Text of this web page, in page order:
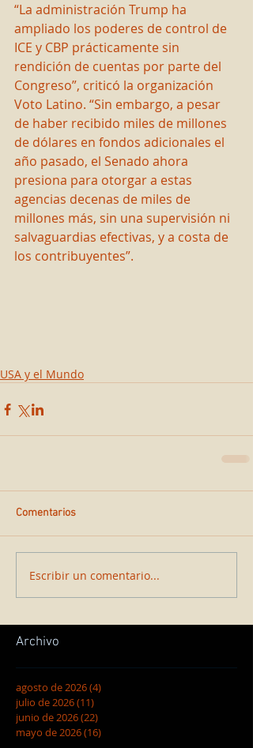
“La administración Trump ha
ampliado los poderes de control de
ICE y CBP prácticamente sin
rendición de cuentas por parte del
Congreso”, criticó la organización
Voto Latino. “Sin embargo, a pesar
de haber recibido miles de millones
de dólares en fondos adicionales el
año pasado, el Senado ahora
presiona para otorgar a estas
agencias decenas de miles de
millones más, sin una supervisión ni
salvaguardias efectivas, y a costa de
los contribuyentes”.
USA y el Mundo
Comentarios
Escribir un comentario...
Archivo
agosto de 2026(4)
julio de 2026(11)
junio de 2026(22)
mayo de 2026(16)